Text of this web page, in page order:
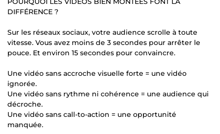
DIFFÉRENCE ?
Sur les réseaux sociaux, votre audience scrolle à toute
vitesse. Vous avez moins de 3 secondes pour arrêter le
pouce. Et environ 15 secondes pour convaincre.
Une vidéo sans accroche visuelle forte = une vidéo
ignorée.
Une vidéo sans rythme ni cohérence = une audience qui
décroche.
Une vidéo sans call-to-action = une opportunité
manquée.